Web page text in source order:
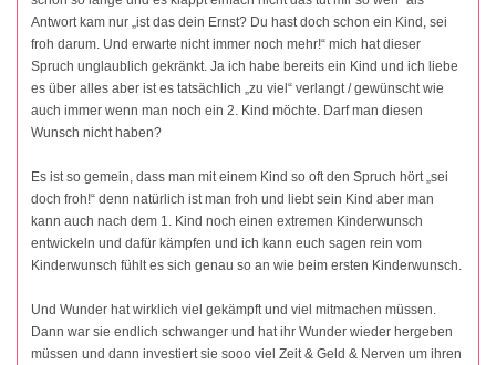
Antwort kam nur „ist das dein Ernst? Du hast doch schon ein Kind, sei
froh darum. Und erwarte nicht immer noch mehr!“ mich hat dieser
Spruch unglaublich gekränkt. Ja ich habe bereits ein Kind und ich liebe
es über alles aber ist es tatsächlich „zu viel“ verlangt / gewünscht wie
auch immer wenn man noch ein 2. Kind möchte. Darf man diesen
Wunsch nicht haben?
Es ist so gemein, dass man mit einem Kind so oft den Spruch hört „sei
doch froh!“ denn natürlich ist man froh und liebt sein Kind aber man
kann auch nach dem 1. Kind noch einen extremen Kinderwunsch
entwickeln und dafür kämpfen und ich kann euch sagen rein vom
Kinderwunsch fühlt es sich genau so an wie beim ersten Kinderwunsch.
Und Wunder hat wirklich viel gekämpft und viel mitmachen müssen.
Dann war sie endlich schwanger und hat ihr Wunder wieder hergeben
müssen und dann investiert sie sooo viel Zeit & Geld & Nerven um ihren